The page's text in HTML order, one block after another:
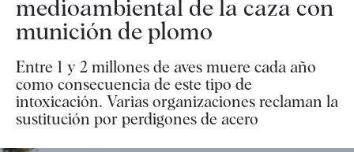
medioambiental de la caza con
munición de plomo
Entre 1 y 2 millones de aves muere cada año
como consecuencia de este tipo de
intoxicación. Varias organizaciones reclaman la
sustitución por perdigones de acero